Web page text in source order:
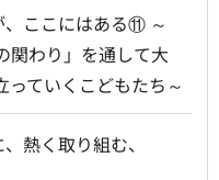
ここにはある⑪ ～
関わり」を通して大
っていくこどもたち～
熱く取り組む、